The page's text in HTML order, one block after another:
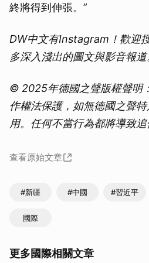
終將得到伸張。”
DW中文有Instagram！歡迎
多深入淺出的圖文與影音報道
© 2025年德國之聲版權聲明
作權法保護，如無德國之聲
用。任何不當行為都將導致追
查看原始文章
#新疆 #中國 #習近平
國際
更多國際相關文章